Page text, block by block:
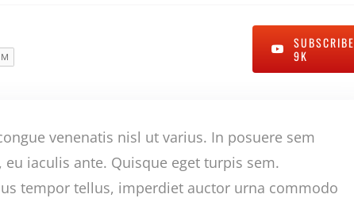
SUBSCRIBE
9K
venenatis nisl ut varius. In posuere sem
eu iaculis ante. Quisque eget turpis sem.
tempor tellus, imperdiet auctor urna commodo